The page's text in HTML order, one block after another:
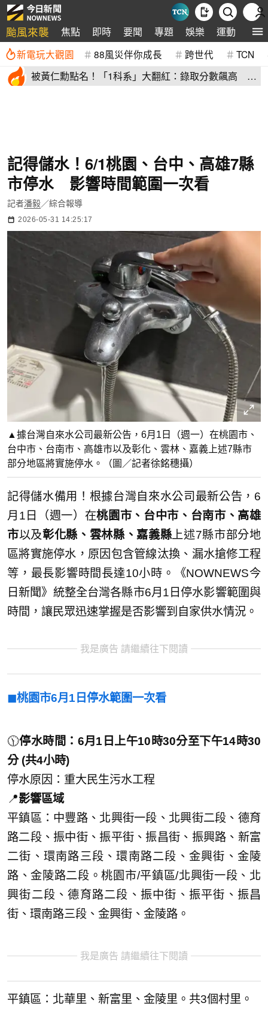
颱風來襲 焦點 即時 要聞 專題 娛樂 運動 全球
新電玩大觀園 88風災伴你成長 跨世代 TCN
被黃仁勳點名！「1科系」大翻紅：錄取分數飆高
記得儲水！6/1桃園、台中、高雄7縣
市停水 影響時間範圍一次看
記者潘毅／綜合報導
2026-05-31 14:25:17
▲據台灣自來水公司最新公告，6月1日（週一）在桃園市、
台中市、台南市、高雄市以及彰化、雲林、嘉義上述7縣市
部分地區將實施停水。（圖／記者徐銘穗攝）
記得儲水備用！根據台灣自來水公司最新公告，6
月1日（週一）在桃園市、台中市、台南市、高雄
市以及彰化縣、雲林縣、嘉義縣 上述7縣市部分地
區將實施停水，原因包含管線汰換、漏水搶修工程
等，最長影響時間長達10小時。《NOWNEWS今
日新聞》統整全台灣各縣市6月1日停水影響範圍與
時間，讓民眾迅速掌握是否影響到自家供水情況。
我是廣告 請繼續往下閱讀
◼︎桃園市6月1日停水範圍一次看
🕦停水時間：6月1日上午10時30分至下午14時30
分 (共4小時)
停水原因：重大民生污水工程
📍影響區域
平鎮區：中豐路、北興街一段、北興街二段、德育
路二段、振中街、振平街、振昌街、振興路、新富
二街、環南路三段、環南路二段、金興街、金陵
路、金陵路二段。桃園市/平鎮區/北興街一段、北
興街二段、德育路二段、振中街、振平街、振昌
街、環南路三段、金興街、金陵路。
我是廣告 請繼續往下閱讀
平鎮區：北華里、新富里、金陵里。共3個村里。